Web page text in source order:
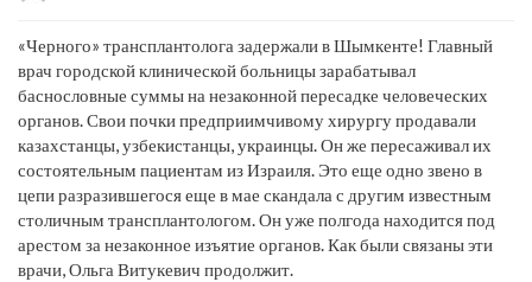
«Черного» трансплантолога задержали в Шымкенте! Главный
врач городской клинической больницы зарабатывал
баснословные суммы на незаконной пересадке человеческих
органов. Свои почки предприимчивому хирургу продавали
казахстанцы, узбекистанцы, украинцы. Он же пересаживал их
состоятельным пациентам из Израиля. Это еще одно звено в
цепи разразившегося еще в мае скандала с другим известным
столичным трансплантологом. Он уже полгода находится под
арестом за незаконное изъятие органов. Как были связаны эти
врачи, Ольга Витукевич продолжит.